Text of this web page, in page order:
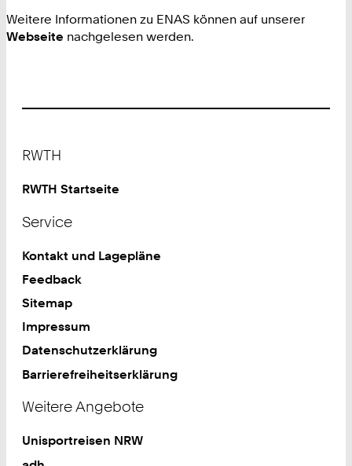
Weitere Informationen zu ENAS können auf unserer
Webseite nachgelesen werden.
RWTH
RWTH Startseite
Service
Kontakt und Lagepläne
Feedback
Sitemap
Impressum
Datenschutzerklärung
Barrierefreiheitserklärung
Weitere Angebote
Unisportreisen NRW